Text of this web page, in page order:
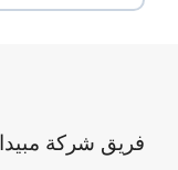
فريق شركة